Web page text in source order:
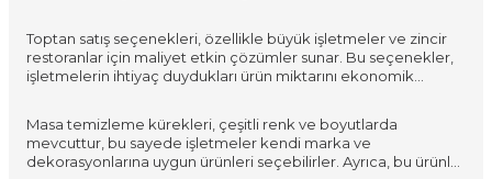
sektöründe uzun süreli ve zorlu kullanımlar için uygun kılar.
Ergonomik tasarımı ve hafif yapıları, kullanıcıların rahatlığını ve
verimliliğini artırır.
Toptan satış seçenekleri, özellikle büyük işletmeler ve zincir
restoranlar için maliyet etkin çözümler sunar. Bu seçenekler,
işletmelerin ihtiyaç duydukları ürün miktarını ekonomik
noktalarında sunulan ürünler, her bütçeye uygun çözümler
içerir; bu da işletmelerin ihtiyaçlarına ve finansal olanaklarına
göre en uygun ürünü bulmalarına yardımcı olur.
Masa temizleme kürekleri, çeşitli renk ve boyutlarda
mevcuttur, bu sayede işletmeler kendi marka ve
dekorasyonlarına uygun ürünleri seçebilirler. Ayrıca, bu ürünler